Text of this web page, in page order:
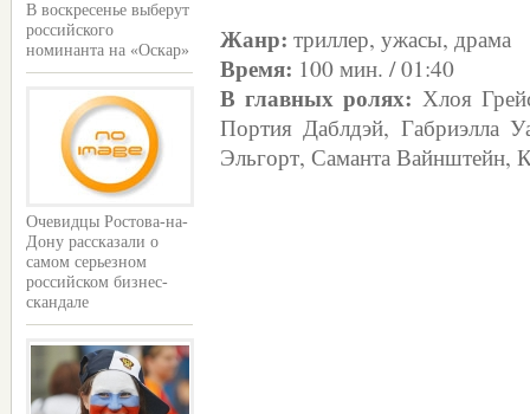
В воскресенье выберут
российского
номинанта на «Оскар»
Очевидцы Ростова-на-
Дону рассказали о
самом серьезном
российском бизнес-
скандале
Жанр: триллер, ужасы, драма
Время: 100 мин. / 01:40
В главных ролях: Хлоя
Портия Даблдэй, Габриэлла
Эльгорт, Саманта Вайнштейн,